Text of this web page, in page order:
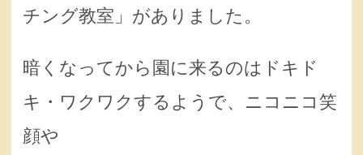
チング教室」がありました。
暗くなってから園に来るのはドキド
キ・ワクワクするようで、ニコニコ笑
顔や